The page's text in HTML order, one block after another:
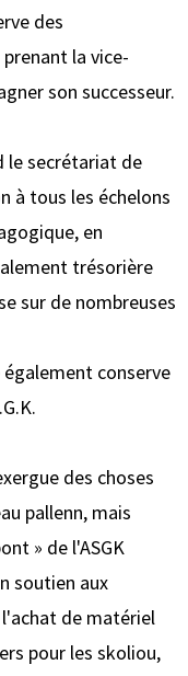
des
la vice-
son successeur.
le secrétariat de
à tous les échelons
en
trésorière
sur de nombreuses
conserve
des choses
pallenn, mais
» de l'ASGK
soutien aux
de matériel
pour les skoliou,